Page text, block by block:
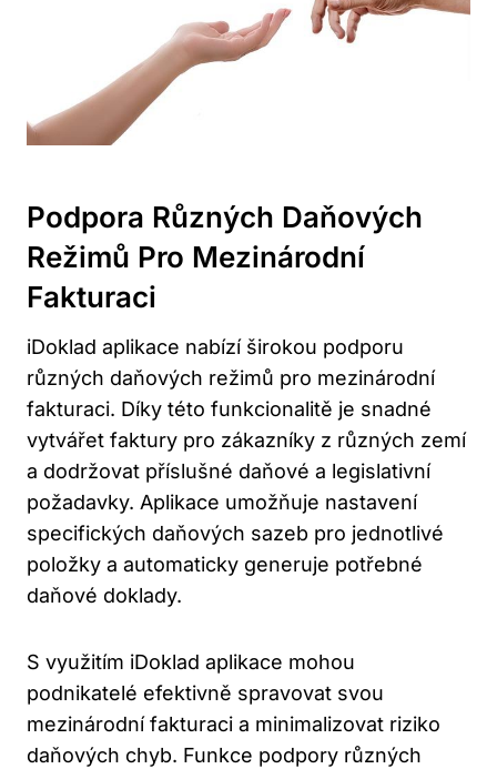
Podpora Různých Daňových
Režimů Pro Mezinárodní
Fakturaci
iDoklad aplikace nabízí širokou podporu
různých daňových režimů pro mezinárodní
fakturaci. Díky této funkcionalitě je snadné
vytvářet faktury pro zákazníky z různých zemí
a dodržovat příslušné daňové a legislativní
požadavky. Aplikace umožňuje nastavení
specifických daňových sazeb pro jednotlivé
položky a automaticky generuje potřebné
daňové doklady.
S využitím iDoklad aplikace mohou
podnikatelé efektivně spravovat svou
mezinárodní fakturaci a minimalizovat riziko
daňových chyb. Funkce podpory různých